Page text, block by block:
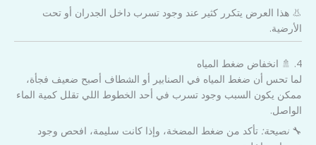
👃 هذا العرض يتكرر كثير عند وجود تسرب داخل الجدران أو تحت
الأرضية.
4. 🚿 انخفاض ضغط المياه
لما تحس أن ضغط المياه في الصنابير أو الشطاف أصبح ضعيف فجأة،
ممكن يكون السبب وجود تسرب في أحد الخطوط اللي تقلل كمية الماء
الواصل.
🔧 نصيحة: تأكد من ضغط المضخة، وإذا كانت سليمة، افحص وجود